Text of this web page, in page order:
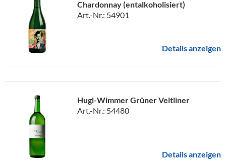
Chardonnay (entalkoholisiert)
Art.-Nr.: 54901
Details anzeigen
Hugl-Wimmer Grüner Veltliner
Art.-Nr.: 54480
Details anzeigen